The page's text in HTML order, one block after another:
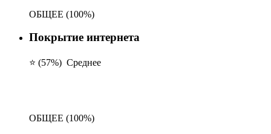
ОБЩЕЕ (100%)
Покрытие интернета
⭐ (57%) Среднее
ОБЩЕЕ (100%)